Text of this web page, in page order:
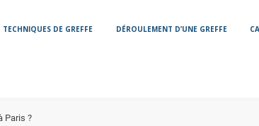
TECHNIQUES DE GREFFE DÉROULEMENT D’UNE GREFFE
Paris ?